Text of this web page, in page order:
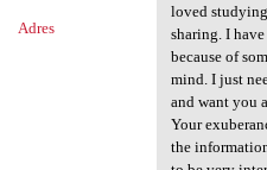
Adres
loved
sharing. I
because of
mind. I just
and want you
Your
the